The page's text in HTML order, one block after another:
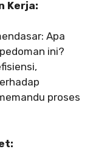
Kerja:
Apa
ini?
proses